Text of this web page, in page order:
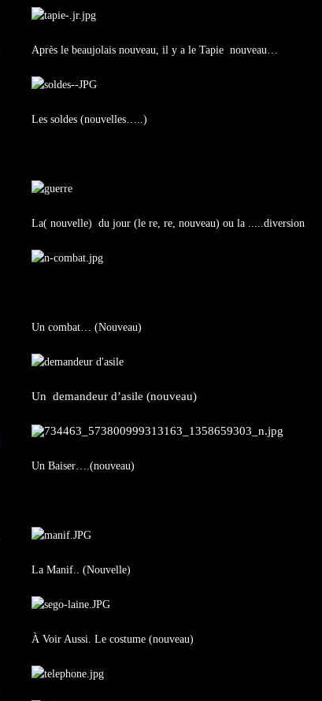
Après le beaujolais nouveau, il y a le Tapie nouveau…
Les soldes (nouvelles…..)
La( nouvelle) du jour (le re, re, nouveau) ou la .....diversion
Un combat… (Nouveau)
Un demandeur d’asile (nouveau)
Un Baiser….(nouveau)
La Manif.. (Nouvelle)
À Voir Aussi. Le costume (nouveau)